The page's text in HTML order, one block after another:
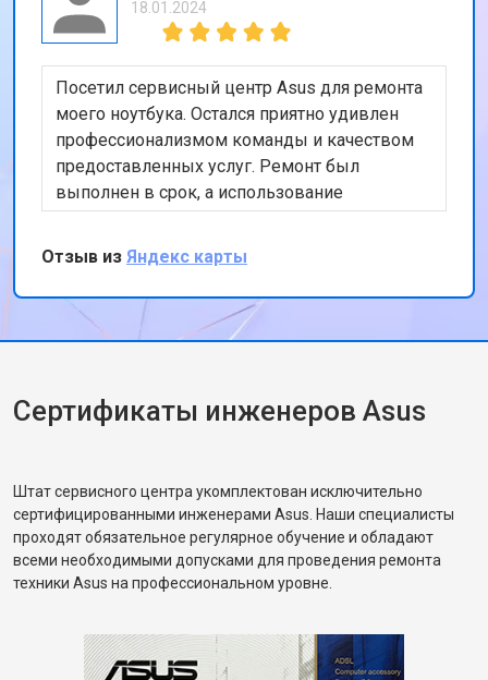
18.01.2024
Посетил сервисный центр Asus для ремонта
моего ноутбука. Остался приятно удивлен
профессионализмом команды и качеством
предоставленных услуг. Ремонт был
выполнен в срок, а использование
оригинальных запчастей дает уверенность в
надежности результата. Хотя цены могут
показаться немного высокими, качество
работы того стоит. Спасибо за вашу работу!
Отзыв из Яндекс карты
Сертификаты инженеров Asus
Штат сервисного центра укомплектован исключительно
сертифицированными инженерами Asus. Наши специалисты
проходят обязательное регулярное обучение и обладают
всеми необходимыми допусками для проведения ремонта
техники Asus на профессиональном уровне.